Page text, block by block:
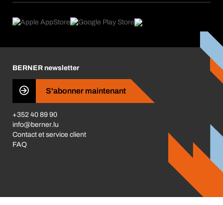
eProcurement
Guides produits
Ce qui nous motive
Les magasins BERNER
Business Conduct
BERNER newsletter
S'abonner maintenant
+352 40 89 90
info@berner.lu
Contact et service client
FAQ